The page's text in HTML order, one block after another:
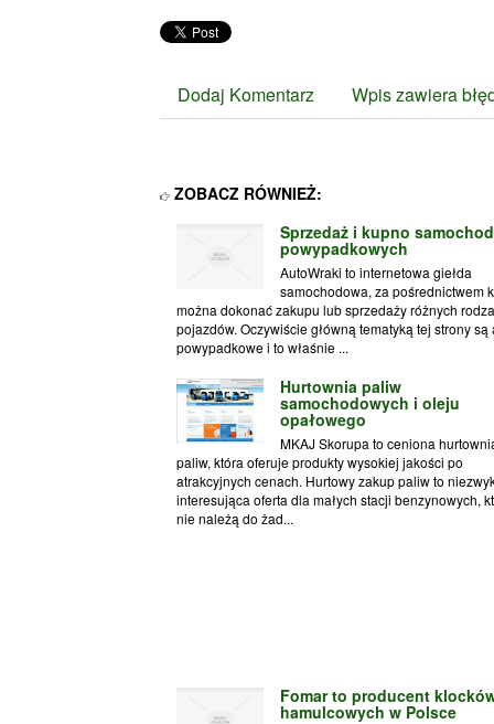
Dodaj Komentarz Wpis zawiera
ZOBACZ RÓWNIEŻ:
Sprzedaż i kupno
powypadkowych
AutoWraki to internetowa giełda
samochodowa, za pośrednictwem
można dokonać zakupu lub sprzedaży różnych
pojazdów. Oczywiście główną tematyką tej strony są
powypadkowe i to właśnie ...
Hurtownia paliw
samochodowych i oleju
opałowego
MKAJ Skorupa to ceniona
paliw, która oferuje produkty wysokiej jakości po
atrakcyjnych cenach. Hurtowy zakup paliw to
interesująca oferta dla małych stacji benzynowych,
nie należą do żad...
Fomar to producent
hamulcowych w Polsce